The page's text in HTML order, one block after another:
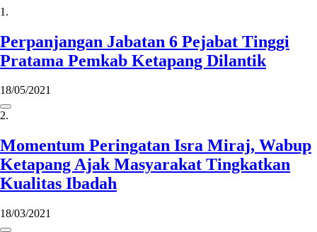
1.
Perpanjangan Jabatan 6 Pejabat Tinggi
Pratama Pemkab Ketapang Dilantik
18/05/2021
2.
Momentum Peringatan Isra Miraj, Wabup
Ketapang Ajak Masyarakat Tingkatkan
Kualitas Ibadah
18/03/2021